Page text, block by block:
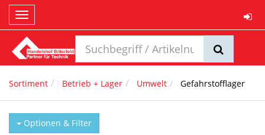
Toggle
navigation
Sortiment Betrieb + Lager Umwelt Gefahrstofflager
Optionen & Filter